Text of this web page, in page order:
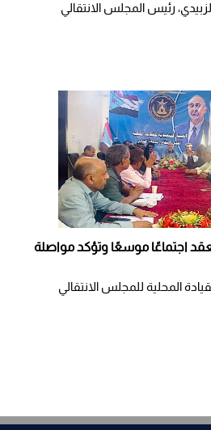
رئيس المجلس الانتقالي
تعقد اجتماعًا موسعًا وتؤكد مواصلة
المحلية للمجلس الانتقالي